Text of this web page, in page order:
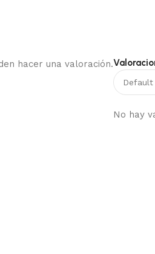
No hay
hacer una valoración.